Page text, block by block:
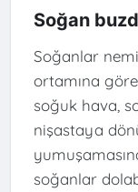
Soğan
Soğanlar
ortamına
soğuk hava,
nişastaya
soğanlar